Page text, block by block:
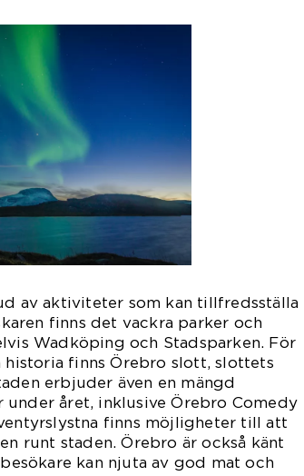
av aktiviteter som kan tillfredsställa
finns det vackra parker och
Wadköping och Stadsparken. För
finns Örebro slott, slottets
erbjuder även en mängd
under året, inklusive Örebro Comedy
finns möjligheter till att
runt staden. Örebro är också känt
kan njuta av god mat och